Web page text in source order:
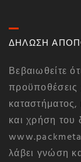
ΔΗΛΩΣΗ
Βεβαιωθείτε
προϋποθέσεις
και χρήση του
λάβει γνώση